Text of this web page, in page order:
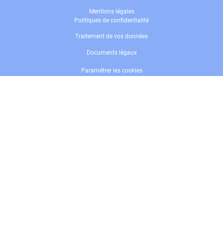
Mentions légales
Politiques de confidentialité
Traitement de vos données
Documents légaux
Paramétrer les cookies